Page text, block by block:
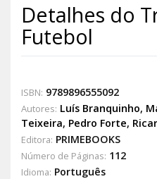
Detalhes do
Futebol
ISBN: 9789896555092
Autores: Luís Branquinho,
Teixeira, Pedro Forte,
Editora: PRIMEBOOKS
Número de Páginas: 112
Idioma: Português